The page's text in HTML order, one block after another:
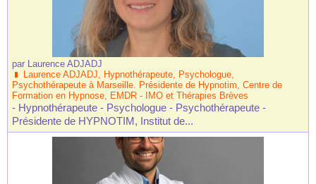
par Laurence ADJADJ
Laurence ADJADJ, Hypnothérapeute, Psychologue,
Psychothérapeute à Marseille. Présidente de Hypnotim, Centre de
Formation en Hypnose, EMDR - IMO et Thérapies Brèves
- Hypnothérapeute - Psychologue - Psychothérapeute -
Présidente de HYPNOTIM, Institut de...